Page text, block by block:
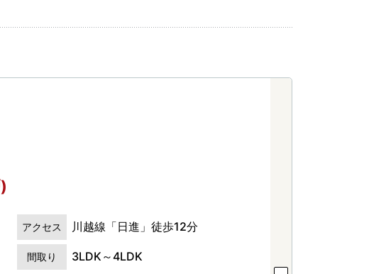
アクセス 川越線「日進」徒歩12分
間取り 3LDK～4LDK